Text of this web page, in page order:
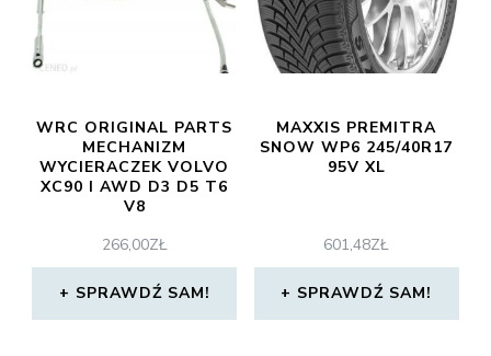
WRC ORIGINAL PARTS
MECHANIZM
WYCIERACZEK VOLVO
XC90 I AWD D3 D5 T6
V8
266,00ZŁ
SPRAWDŹ SAM!
MAXXIS PREMITRA
SNOW WP6 245/40R17
95V XL
601,48ZŁ
SPRAWDŹ SAM!